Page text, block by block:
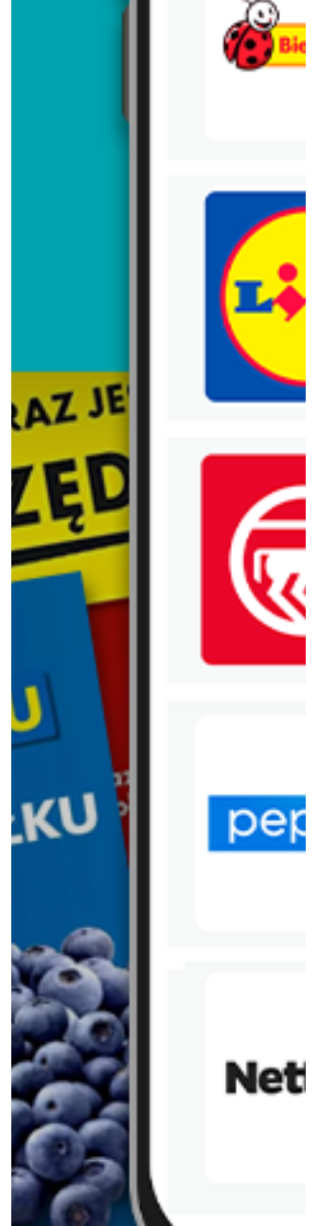
Trafiłeś na nieaktualną gazetkę
Zobacz aktualne gazetki Blix!
aktualna
Gazetka do 31.08
od dziś
Rossmann
Higiena jamy ustnej - super okazje!
WIĘCEJ GAZETEK DROGERIE